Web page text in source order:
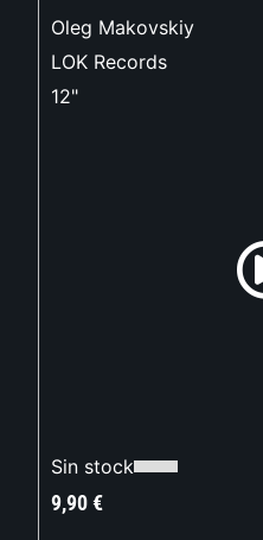
Oleg Makovskiy
LOK Records
12"
Sin stock
9,90€